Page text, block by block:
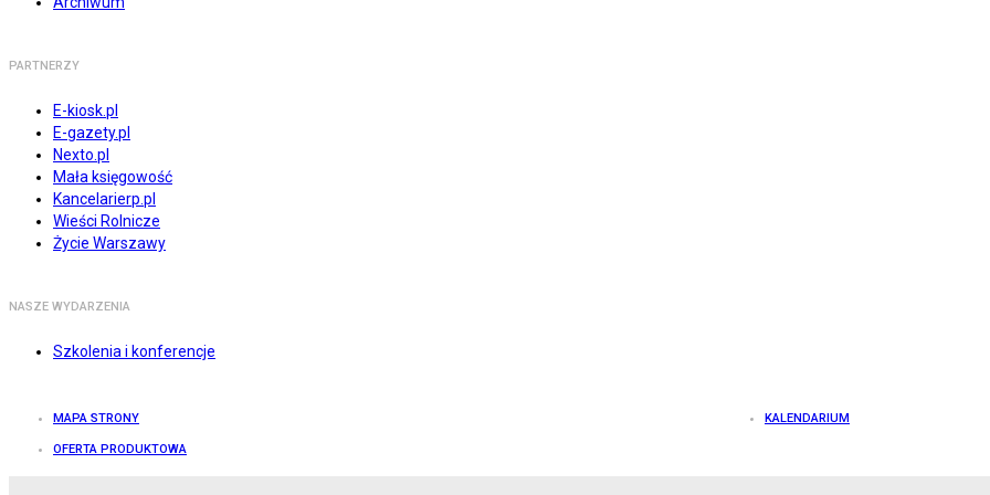
PARTNERZY
E-kiosk.pl
E-gazety.pl
Nexto.pl
Mała księgowość
Kancelarierp.pl
Wieści Rolnicze
Życie Warszawy
NASZE WYDARZENIA
Szkolenia i konferencje
MAPA STRONY KALENDARIUM
OFERTA PRODUKTOWA